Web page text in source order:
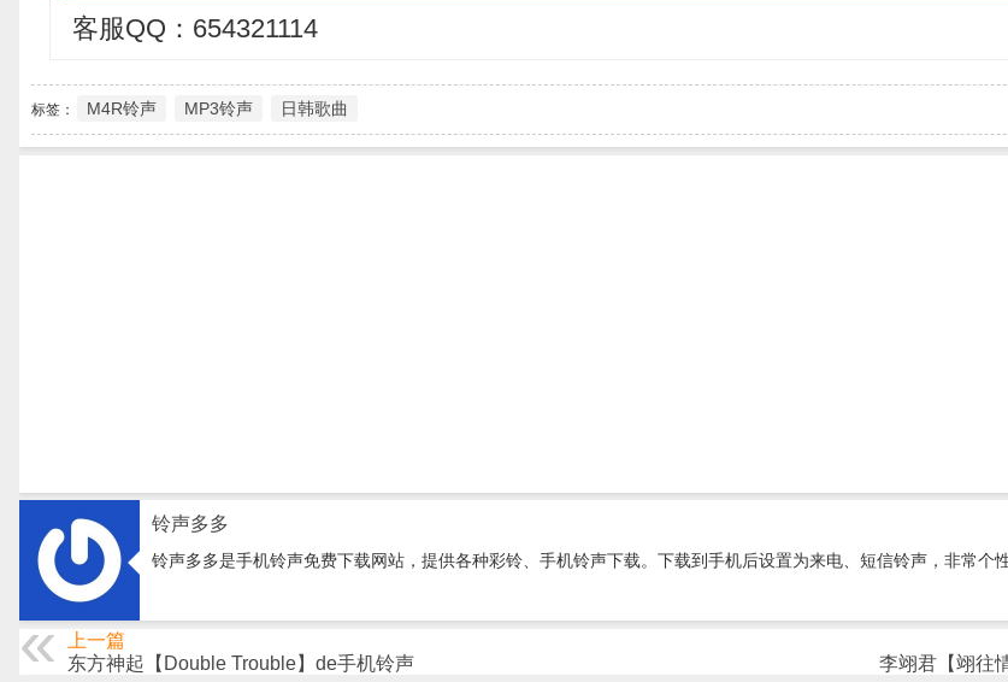
客服QQ：654321114
标签： M4R铃声 MP3铃声 日韩歌曲
铃声多多
铃声多多是手机铃声免费下载网站，提供各种彩铃、手机铃声下载。下载到手机后设置为来电、短信铃声，非常个性
上一篇
东方神起【Double Trouble】de手机铃声
李翊君【翊往